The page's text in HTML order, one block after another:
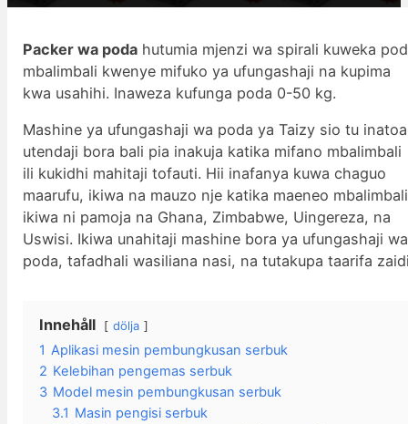
Packer wa poda hutumia mjenzi wa spirali kuweka
mbalimbali kwenye mifuko ya ufungashaji na kupima
kwa usahihi. Inaweza kufunga poda 0-50 kg.
Mashine ya ufungashaji wa poda ya Taizy sio tu inatoa
utendaji bora bali pia inakuja katika mifano mbalimbali
ili kukidhi mahitaji tofauti. Hii inafanya kuwa chaguo
maarufu, ikiwa na mauzo nje katika maeneo
ikiwa ni pamoja na Ghana, Zimbabwe, Uingereza, na
Uswisi. Ikiwa unahitaji mashine bora ya ufungashaji wa
poda, tafadhali wasiliana nasi, na tutakupa taarifa
Innehåll dölja
1 Aplikasi mesin pembungkusan serbuk
2 Kelebihan pengemas serbuk
3 Model mesin pembungkusan serbuk
3.1 Masin pengisi serbuk